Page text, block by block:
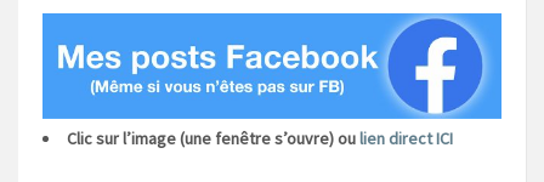
Clic sur l’image (une fenêtre s’ouvre) oulien direct ICI